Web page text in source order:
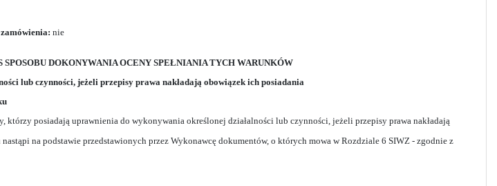
nie
DOKONYWANIA OCENY SPEŁNIANIA TYCH WARUNKÓW
lub czynności, jeżeli przepisy prawa nakładają obowiązek ich posiadania
którzy posiadają uprawnienia do wykonywania określonej działalności lub czynności, jeżeli przepisy prawa nakładają
na podstawie przedstawionych przez Wykonawcę dokumentów, o których mowa w Rozdziale 6 SIWZ - zgodnie z